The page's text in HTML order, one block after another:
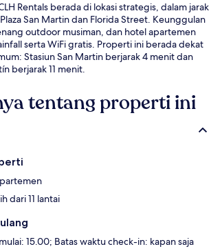
Rentals berada di lokasi strategis, dalam jarak
San Martin dan Florida Street. Keunggulan
outdoor musiman, dan hotel apartemen
serta WiFi gratis. Properti ini berada dekat
Stasiun San Martin berjarak 4 menit dan
berjarak 11 menit.
tentang properti ini
dari 11 lantai
15.00; Batas waktu check-in: kapan saja